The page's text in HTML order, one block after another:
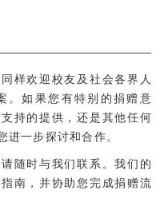
样欢迎校友及社会各界人
。如果您有特别的捐赠意
持的提供，还是其他任何
进一步探讨和合作。
随时与我们联系。我们的
南，并协助您完成捐赠流